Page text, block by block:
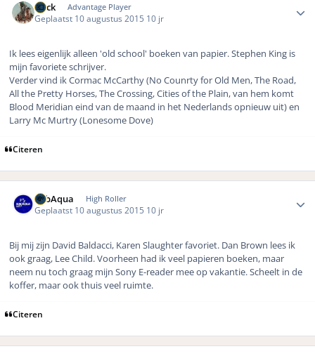
Buck Advantage Player
Geplaatst 10 augustus 2015 10 jr
Ik lees eigenlijk alleen 'old school' boeken van papier. Stephen King is
mijn favoriete schrijver.
Verder vind ik Cormac McCarthy (No Counrty for Old Men, The Road,
All the Pretty Horses, The Crossing, Cities of the Plain, van hem komt
Blood Meridian eind van de maand in het Nederlands opnieuw uit) en
Larry Mc Murtry (Lonesome Dove)
Citeren
SubAqua High Roller
Geplaatst 10 augustus 2015 10 jr
Bij mij zijn David Baldacci, Karen Slaughter favoriet. Dan Brown lees ik
ook graag, Lee Child. Voorheen had ik veel papieren boeken, maar
neem nu toch graag mijn Sony E-reader mee op vakantie. Scheelt in de
koffer, maar ook thuis veel ruimte.
Citeren